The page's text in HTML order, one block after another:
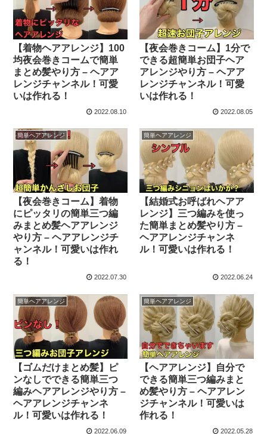
【着物ヘアアレンジ】100
均夜会巻きコームで簡単
まとめ髪やり方 – ヘアア
レンジチャンネル！可愛
いは作れる！
2022.08.10
【夜会巻きコーム】1分で
できる超簡単お団子ヘア
アレンジやり方 – ヘアア
レンジチャンネル！可愛
いは作れる！
2022.08.05
簡単ヘアアレンジ
【夜会巻きコーム】着物
にピッタリの簡単三つ編
みまとめ髪ヘアアレンジ
やり方 – ヘアアレンジチ
ャンネル！可愛いは作れ
る！
2022.07.30
簡単ヘアアレンジ
【結婚式お呼ばれヘアア
レンジ】三つ編みを使っ
た簡単まとめ髪やり方 –
ヘアアレンジチャンネ
ル！可愛いは作れる！
2022.06.24
簡単ヘアアレンジ
【ゴムだけまとめ髪】ピ
ンなしでできる簡単三つ
編みヘアアレンジやり方 –
ヘアアレンジチャンネ
ル！可愛いは作れる！
2022.06.09
簡単ヘアアレンジ
【ヘアアレンジ】自分で
できる簡単三つ編みまと
め髪やり方 – ヘアアレン
ジチャンネル！可愛いは
作れる！
2022.05.28